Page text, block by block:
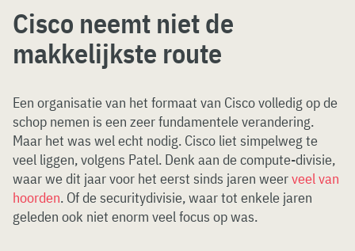
Cisco neemt niet de
makkelijkste route
Een organisatie van het formaat van Cisco volledig op de
schop nemen is een zeer fundamentele verandering.
Maar het was wel echt nodig. Cisco liet simpelweg te
veel liggen, volgens Patel. Denk aan de compute-divisie,
waar we dit jaar voor het eerst sinds jaren weerveel van
hoorden. Of de securitydivisie, waar tot enkele jaren
geleden ook niet enorm veel focus op was.